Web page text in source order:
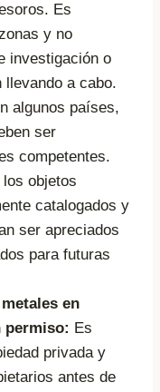
Es
y no
investigación o
a cabo.
algunos países,
ser
competentes.
objetos
catalogados y
ser apreciados
para futuras
en
permiso: Es
privada y
antes de